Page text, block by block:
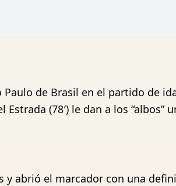
de Brasil en el partido de
(78′) le dan a los “albos”
abrió el marcador con una